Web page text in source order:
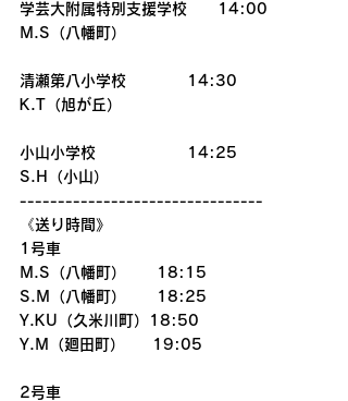
学芸大附属特別支援学校　　14:00
M.S（八幡町）
清瀬第八小学校　　　　14:30
K.T（旭が丘）
小山小学校　　　　　　14:25
S.H（小山）
--------------------------------
《送り時間》
1号車
M.S（八幡町）　　18:15
S.M（八幡町）　　18:25
Y.KU（久米川町）18:50
Y.M（廻田町）     19:05
2号車